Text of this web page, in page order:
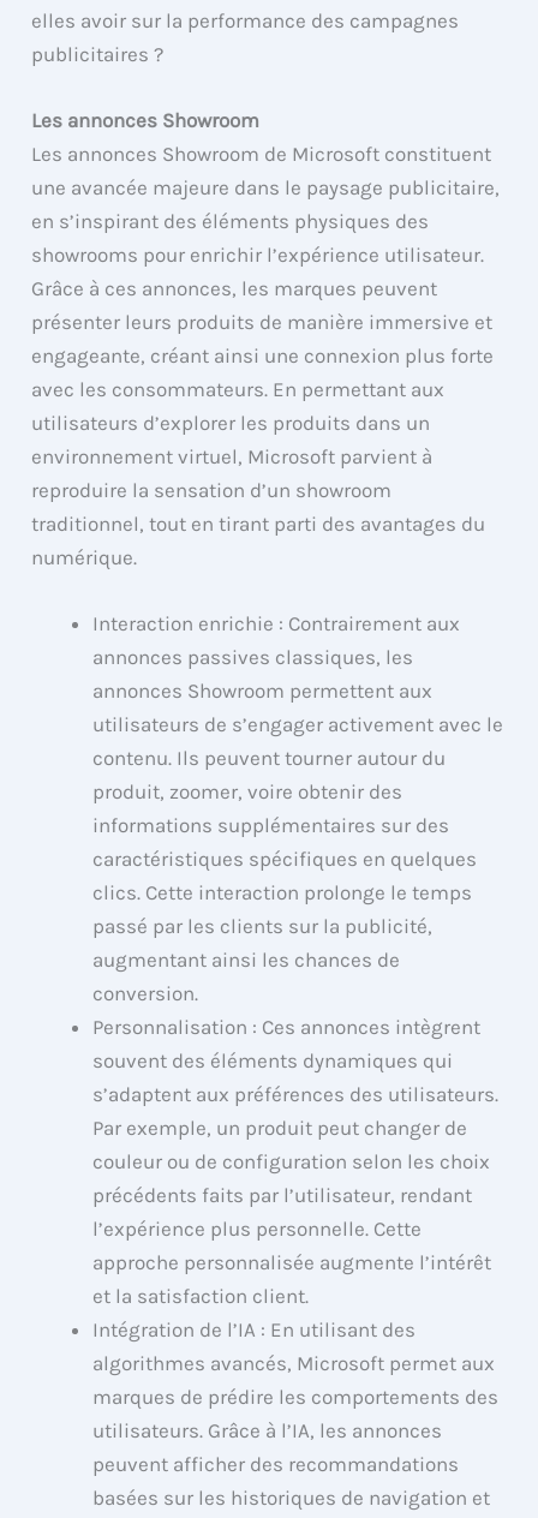
elles avoir sur la performance des campagnes
publicitaires ?
Les annonces Showroom
Les annonces Showroom de Microsoft constituent
une avancée majeure dans le paysage publicitaire,
en s’inspirant des éléments physiques des
showrooms pour enrichir l’expérience utilisateur.
Grâce à ces annonces, les marques peuvent
présenter leurs produits de manière immersive et
engageante, créant ainsi une connexion plus forte
avec les consommateurs. En permettant aux
utilisateurs d’explorer les produits dans un
environnement virtuel, Microsoft parvient à
reproduire la sensation d’un showroom
traditionnel, tout en tirant parti des avantages du
numérique.
Interaction enrichie : Contrairement aux
annonces passives classiques, les
annonces Showroom permettent aux
utilisateurs de s’engager activement avec le
contenu. Ils peuvent tourner autour du
produit, zoomer, voire obtenir des
informations supplémentaires sur des
caractéristiques spécifiques en quelques
clics. Cette interaction prolonge le temps
passé par les clients sur la publicité,
augmentant ainsi les chances de
conversion.
Personnalisation : Ces annonces intègrent
souvent des éléments dynamiques qui
s’adaptent aux préférences des utilisateurs.
Par exemple, un produit peut changer de
couleur ou de configuration selon les choix
précédents faits par l’utilisateur, rendant
l’expérience plus personnelle. Cette
approche personnalisée augmente l’intérêt
et la satisfaction client.
Intégration de l’IA : En utilisant des
algorithmes avancés, Microsoft permet aux
marques de prédire les comportements des
utilisateurs. Grâce à l’IA, les annonces
peuvent afficher des recommandations
basées sur les historiques de navigation et